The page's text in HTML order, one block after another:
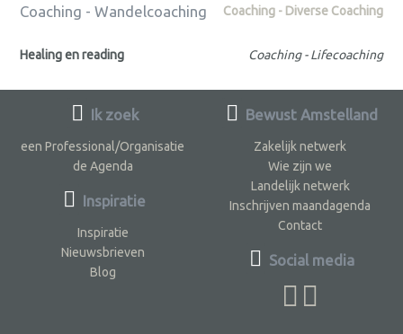
Coaching - Wandelcoaching Coaching - Diverse Coaching
Healing en reading Coaching - Lifecoaching
Ik zoek
een Professional/Organisatie
de Agenda
Inspiratie
Inspiratie
Nieuwsbrieven
Blog
Bewust Amstelland
Zakelijk netwerk
Wie zijn we
Landelijk netwerk
Inschrijven maandagenda
Contact
Social media